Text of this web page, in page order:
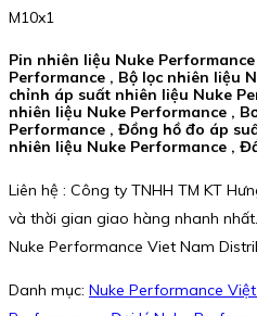
M10x1
Pin nhiên liệu Nuke
Performance , Bộ lọc nhiên liệu
chỉnh áp suất nhiên liệu Nuke
nhiên liệu Nuke Performance ,
Performance , Đồng hồ đo áp
nhiên liệu Nuke Performance ,
Liên hệ : Công ty TNHH TM KT
và thời gian giao hàng nhanh nhất.
Nuke Performance Viet Nam
Danh mục: Nuke Performance